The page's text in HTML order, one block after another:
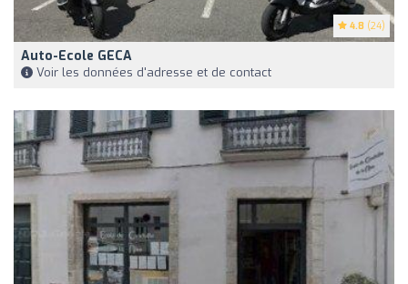
4.8 (24)
Auto-Ecole GECA
Voir les données d'adresse et de contact